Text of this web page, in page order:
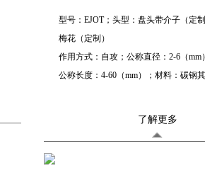
型号：EJOT；头型：盘头带介子（定
梅花（定制）
作用方式：自攻；公称直径：2-6（mm）
公称长度：4-60（mm）；材料：碳钢
了解更多